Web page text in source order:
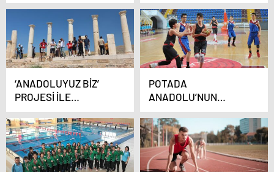
‘ANADOLUYUZ BİZ’
PROJESİ İLE
TANITILDI
POTADA
ANADOLU’NUN
YILDIZLARI
DENİZLİ’YE GELİYOR